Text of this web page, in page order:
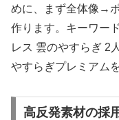
めに、まず全体像→
作ります。キーワー
レス 雲のやすらぎ 2
やすらぎプレミアム
高反発素材の採